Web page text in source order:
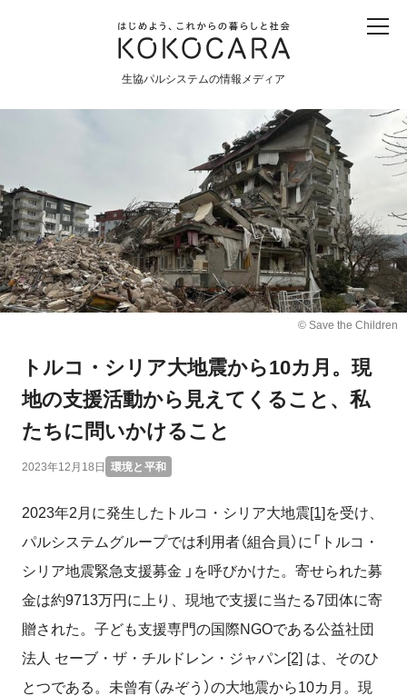
生協パルシステムの情報メディア
産直 食育 食べる 震災
暮らしと社会
環境と平和
生協の宅配パルシステム
© Save the Children
トルコ・シリア大地震から10カ月。現
地の支援活動から見えてくること、私
たちに問いかけること
2023年12月18日 環境と平和
2023年2月に発生したトルコ・シリア大地震[1] を受け、
パルシステムグループでは利用者（組合員）に「トルコ・
シリア地震緊急支援募金 」を呼びかけた。寄せられた募
金は約9713万円に上り、現地で支援に当たる7団体に寄
贈された。子ども支援専門の国際NGOである公益社団
法人 セーブ・ザ・チルドレン・ジャパン[2] は、そのひ
とつである。未曾有（みぞう）の大地震から10カ月。現